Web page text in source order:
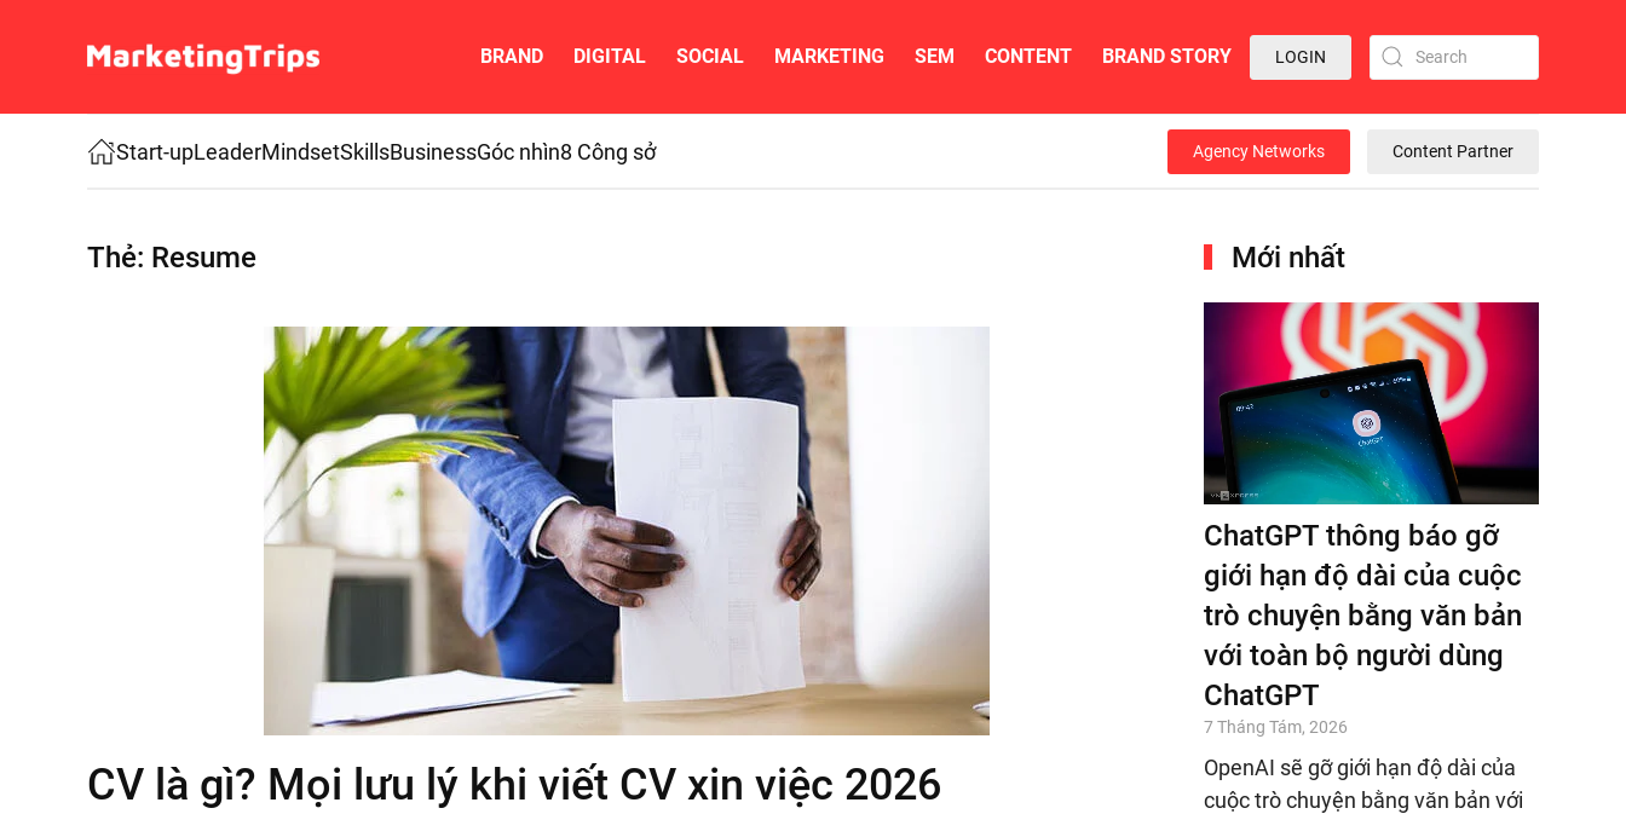
Skip to main content
BRAND DIGITAL SOCIAL MARKETING SEM CONTENT BRAND STORY LOGIN
Start-upLeaderMindsetSkillsBusinessGóc nhìn8 Công sở Agency Networks Content Partner
Thẻ: Resume
CV là gì? Mọi lưu lý khi viết CV xin việc 2026
Mới nhất
ChatGPT thông báo gỡ
giới hạn độ dài của cuộc
trò chuyện bằng văn bản
với toàn bộ người dùng
ChatGPT
7 Tháng Tám, 2026
OpenAI sẽ gỡ giới hạn độ dài của
cuộc trò chuyện bằng văn bản với